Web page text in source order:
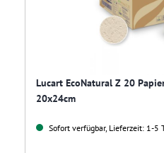
Lucart EcoNatural Z 20
20x24cm
Sofort verfügbar, Lieferzeit: 1-5